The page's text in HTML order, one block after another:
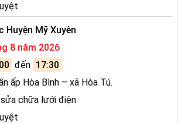
Huyện Mỹ Xuyên
8 năm 2026
đến 17:30
ấp Hòa Bình – xã Hòa Tú.
chữa lưới điện